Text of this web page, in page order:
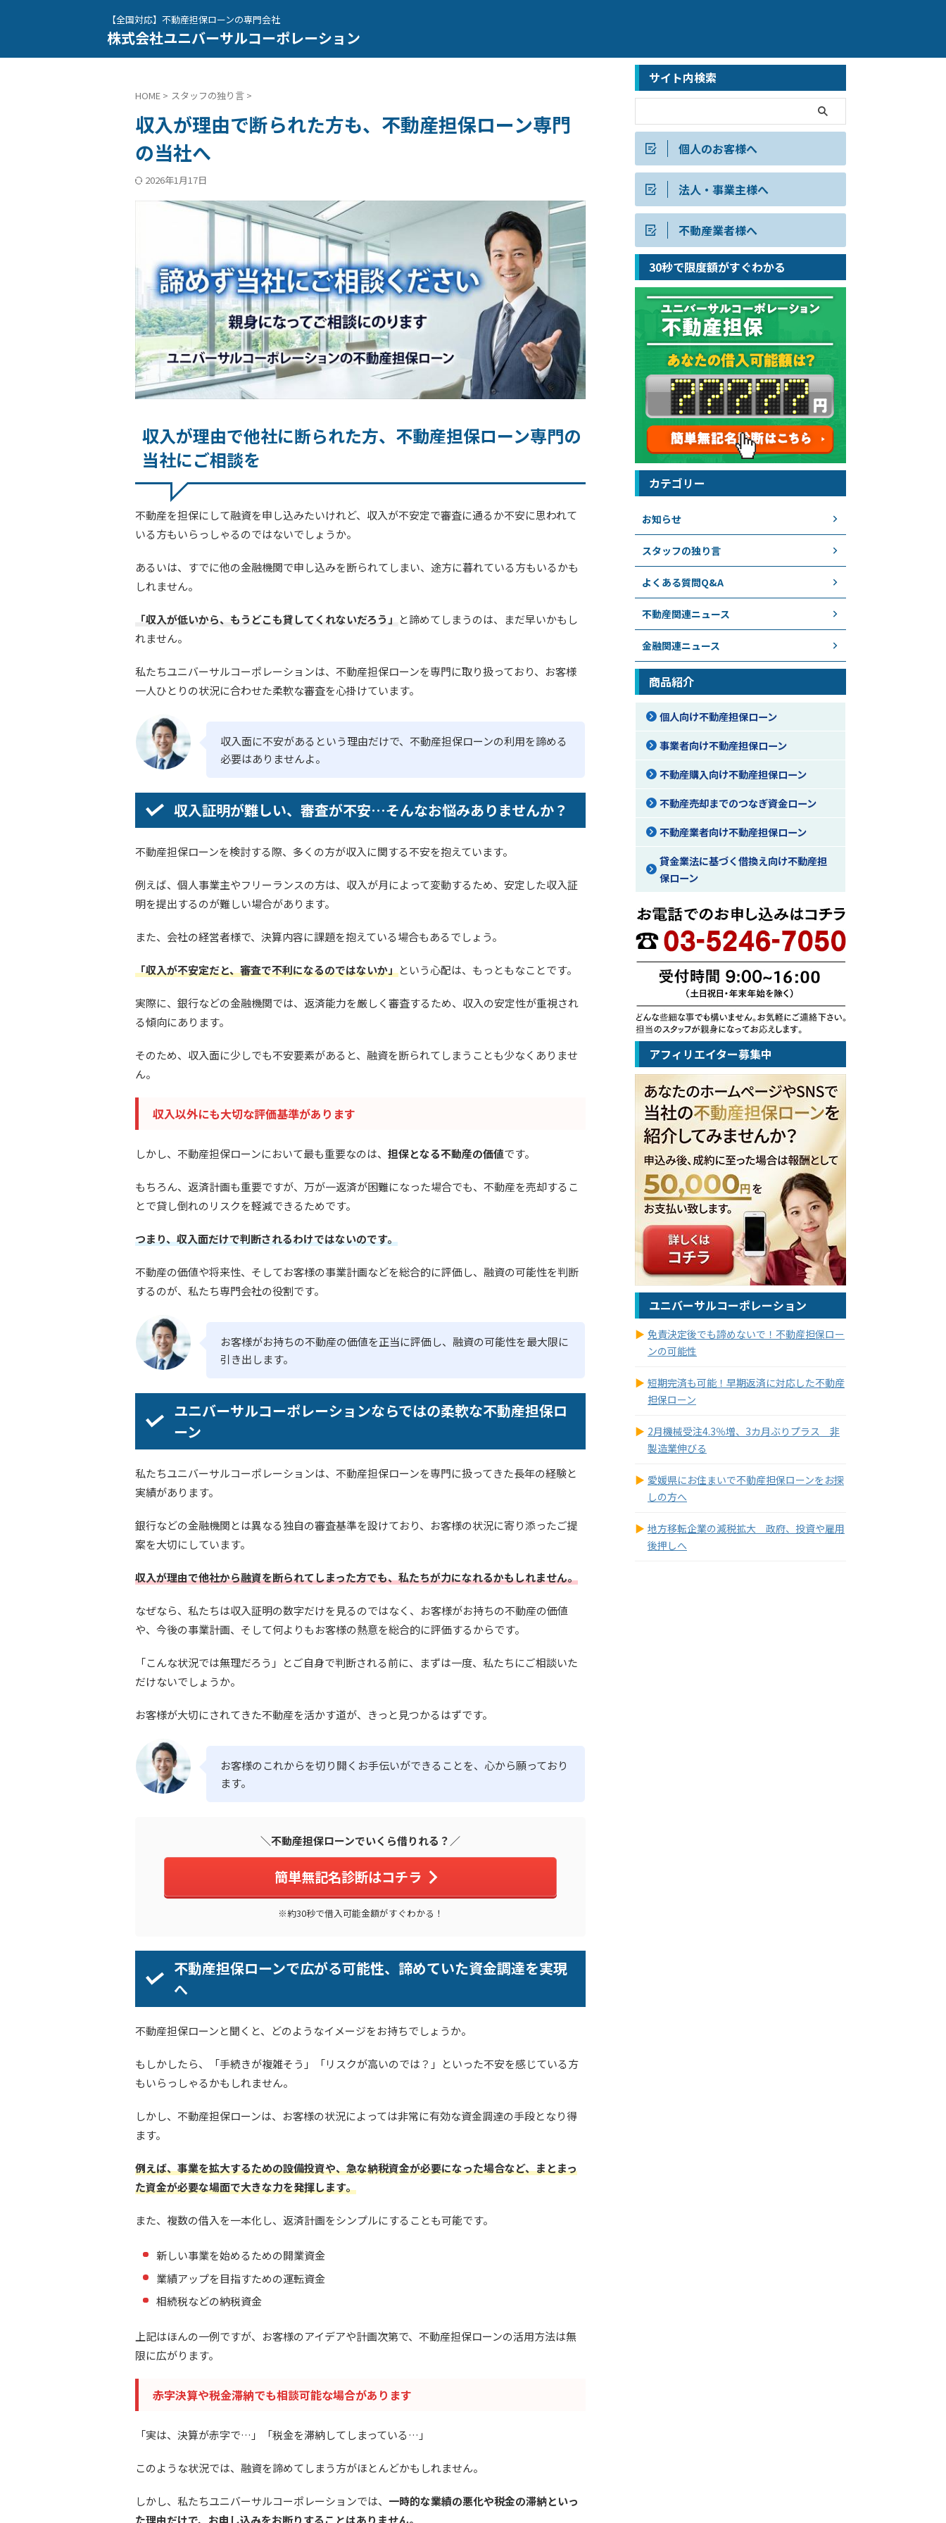
【全国対応】不動産担保ローンの専門会社
株式会社ユニバーサルコーポレーション
HOME > スタッフの独り言 >
収入が理由で断られた方も、不動産担保ローン専門
の当社へ
2026年1月17日
収入が理由で他社に断られた方、不動産担保ローン専門の
当社にご相談を
不動産を担保にして融資を申し込みたいけれど、収入が不安定で審査に通るか不安に思われて
いる方もいらっしゃるのではないでしょうか。
あるいは、すでに他の金融機関で申し込みを断られてしまい、途方に暮れている方もいるかも
しれません。
「収入が低いから、もうどこも貸してくれないだろう」 と諦めてしまうのは、まだ早いかもし
れません。
私たちユニバーサルコーポレーションは、不動産担保ローンを専門に取り扱っており、お客様
一人ひとりの状況に合わせた柔軟な審査を心掛けています。
収入面に不安があるという理由だけで、不動産担保ローンの利用を諦める
必要はありませんよ。
収入証明が難しい、審査が不安…そんなお悩みありませんか？
不動産担保ローンを検討する際、多くの方が収入に関する不安を抱えています。
例えば、個人事業主やフリーランスの方は、収入が月によって変動するため、安定した収入証
明を提出するのが難しい場合があります。
また、会社の経営者様で、決算内容に課題を抱えている場合もあるでしょう。
「収入が不安定だと、審査で不利になるのではないか」という心配は、もっともなことです。
実際に、銀行などの金融機関では、返済能力を厳しく審査するため、収入の安定性が重視され
る傾向にあります。
そのため、収入面に少しでも不安要素があると、融資を断られてしまうことも少なくありませ
ん。
収入以外にも大切な評価基準があります
しかし、不動産担保ローンにおいて最も重要なのは、 担保となる不動産の価値です。
もちろん、返済計画も重要ですが、万が一返済が困難になった場合でも、不動産を売却するこ
とで貸し倒れのリスクを軽減できるためです。
つまり、収入面だけで判断されるわけではないのです。
不動産の価値や将来性、そしてお客様の事業計画などを総合的に評価し、融資の可能性を判断
するのが、私たち専門会社の役割です。
お客様がお持ちの不動産の価値を正当に評価し、融資の可能性を最大限に
引き出します。
ユニバーサルコーポレーションならではの柔軟な不動産担保ロ
ーン
私たちユニバーサルコーポレーションは、不動産担保ローンを専門に扱ってきた長年の経験と
実績があります。
銀行などの金融機関とは異なる独自の審査基準を設けており、お客様の状況に寄り添ったご提
案を大切にしています。
収入が理由で他社から融資を断られてしまった方でも、私たちが力になれるかもしれません。
なぜなら、私たちは収入証明の数字だけを見るのではなく、お客様がお持ちの不動産の価値
や、今後の事業計画、そして何よりもお客様の熱意を総合的に評価するからです。
「こんな状況では無理だろう」とご自身で判断される前に、まずは一度、私たちにご相談いた
だけないでしょうか。
お客様が大切にされてきた不動産を活かす道が、きっと見つかるはずです。
お客様のこれからを切り開くお手伝いができることを、心から願っており
ます。
＼不動産担保ローンでいくら借りれる？／
簡単無記名診断はコチラ
※約30秒で借入可能金額がすぐわかる！
不動産担保ローンで広がる可能性、諦めていた資金調達を実現
へ
不動産担保ローンと聞くと、どのようなイメージをお持ちでしょうか。
もしかしたら、「手続きが複雑そう」「リスクが高いのでは？」といった不安を感じている方
もいらっしゃるかもしれません。
しかし、不動産担保ローンは、お客様の状況によっては非常に有効な資金調達の手段となり得
ます。
例えば、事業を拡大するための設備投資や、急な納税資金が必要になった場合など、まとまっ
た資金が必要な場面で大きな力を発揮します。
また、複数の借入を一本化し、返済計画をシンプルにすることも可能です。
新しい事業を始めるための開業資金
業績アップを目指すための運転資金
相続税などの納税資金
上記はほんの一例ですが、お客様のアイデアや計画次第で、不動産担保ローンの活用方法は無
限に広がります。
赤字決算や税金滞納でも相談可能な場合があります
「実は、決算が赤字で…」「税金を滞納してしまっている…」
このような状況では、融資を諦めてしまう方がほとんどかもしれません。
しかし、私たちユニバーサルコーポレーションでは、 一時的な業績の悪化や税金の滞納といっ
た理由だけで、お申し込みをお断りすることはありません。
サイト内検索
個人のお客様へ
法人・事業主様へ
不動産業者様へ
30秒で限度額がすぐわかる
カテゴリー
お知らせ
スタッフの独り言
よくある質問Q&A
不動産関連ニュース
金融関連ニュース
商品紹介
個人向け不動産担保ローン
事業者向け不動産担保ローン
不動産購入向け不動産担保ローン
不動産売却までのつなぎ資金ローン
不動産業者向け不動産担保ローン
貸金業法に基づく借換え向け不動産担
保ローン
アフィリエイター募集中
ユニバーサルコーポレーション
免責決定後でも諦めないで！不動産担保ロー
ンの可能性
短期完済も可能！早期返済に対応した不動産
担保ローン
2月機械受注4.3％増、3カ月ぶりプラス 非
製造業伸びる
愛媛県にお住まいで不動産担保ローンをお探
しの方へ
地方移転企業の減税拡大 政府、投資や雇用
後押しへ